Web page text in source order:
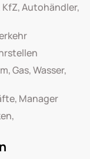
Autohändler,
Gas, Wasser,
Manager